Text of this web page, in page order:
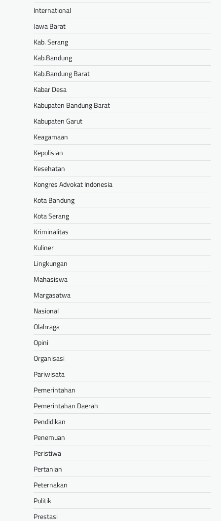
International
Jawa Barat
Kab. Serang
Kab.Bandung
Kab.Bandung Barat
Kabar Desa
Kabupaten Bandung Barat
Kabupaten Garut
Keagamaan
Kepolisian
Kesehatan
Kongres Advokat Indonesia
Kota Bandung
Kota Serang
Kriminalitas
Kuliner
Lingkungan
Mahasiswa
Margasatwa
Nasional
Olahraga
Opini
Organisasi
Pariwisata
Pemerintahan
Pemerintahan Daerah
Pendidikan
Penemuan
Peristiwa
Pertanian
Peternakan
Politik
Prestasi